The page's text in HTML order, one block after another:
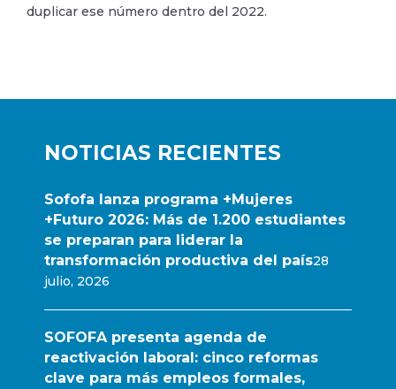
NOTICIAS RECIENTES
Sofofa lanza programa +Mujeres
+Futuro 2026: Más de 1.200 estudiantes
se preparan para liderar la
transformación productiva del país28
julio, 2026
SOFOFA presenta agenda de
reactivación laboral: cinco reformas
clave para más empleos formales,
duplicar ese número dentro del 2022.